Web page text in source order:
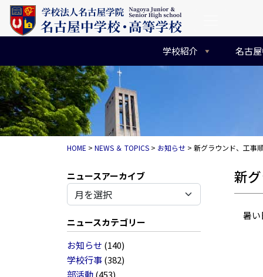
コンテンツへスキップ
メインナビゲーション
学校紹介 名古
HOME > NEWS ＆ TOPICS > お知らせ > 新グラウンド、工事
アーカイブ
ニュースカテゴリー
お知らせ (140)
学校行事(382)
部活動(453)
新
暑い